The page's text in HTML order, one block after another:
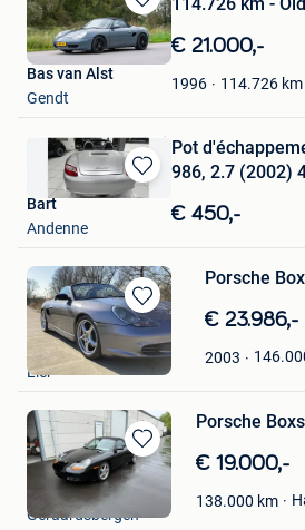
Bewaren
in
Mijn
Favorieten
114.726 km -
€ 21.000,-
1996 114.726 km
Bas van Alst
Gendt
Bewaren
Pot
986, 2.7 (2002)
€ 450,-
Bart
Andenne
Bewaren
in
Mijn
Favorieten
Porsche
€ 23.986,-
2003
Pieter Lys
Lier
Bewaren
in
Favorieten
Porsche
€ 19.000,-
138.000 km
Duville Aaron
Geraardsbergen